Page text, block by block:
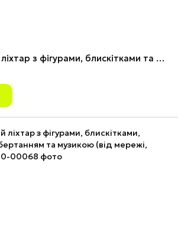
Нічник Різдвяний ліхтар з фігурами, блискітками та підсвічуванням (3*AG13) 12см 1